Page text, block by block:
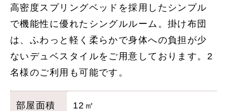
高密度スプリングベッドを採用したシンプル
で機能性に優れたシングルルーム。掛け布団
は、ふわっと軽く柔らかで身体への負担が少
ないデュベスタイルをご用意しております。2
名様のご利用も可能です。
部屋面積 12㎡